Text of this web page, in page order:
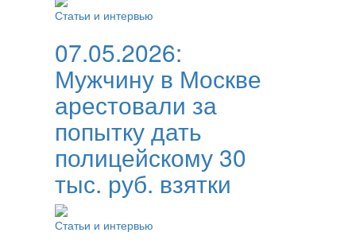
Статьи и интервью
07.05.2026:
Мужчину в Москве
арестовали за
попытку дать
полицейскому 30
тыс. руб. взятки
Статьи и интервью